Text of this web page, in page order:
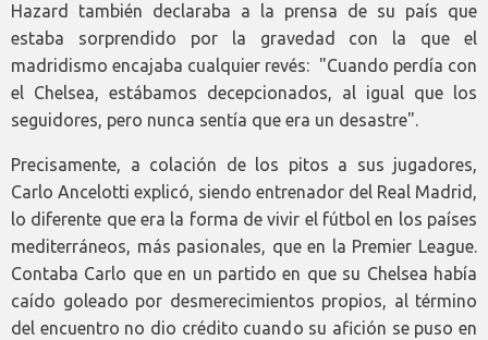
Hazard también declaraba a la prensa de su país que
estaba sorprendido por la gravedad con la que el
madridismo encajaba cualquier revés: "Cuando perdía con
el Chelsea, estábamos decepcionados, al igual que los
seguidores, pero nunca sentía que era un desastre".
Precisamente, a colación de los pitos a sus jugadores,
Carlo Ancelotti explicó, siendo entrenador del Real Madrid,
lo diferente que era la forma de vivir el fútbol en los países
mediterráneos, más pasionales, que en la Premier League.
Contaba Carlo que en un partido en que su Chelsea había
caído goleado por desmerecimientos propios, al término
del encuentro no dio crédito cuando su afición se puso en